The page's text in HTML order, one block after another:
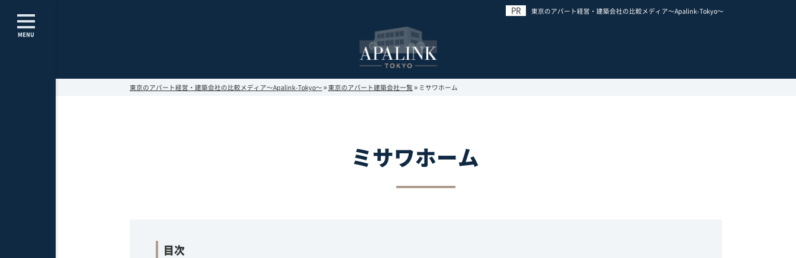
東京のアパート経営・建築会社の比較メディア～Apalink-Tokyo～
MENU
東京のアパート経営・建築会社の比較メディア～Apalink-Tokyo～ »東京のアパート建築会社一覧 » ミサワホーム
ミサワホーム
目次